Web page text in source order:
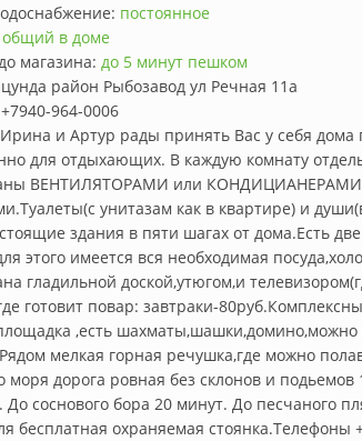
постоянное
общий в доме
магазина: до 5 минут пешком
район Рыбозавод ул Речная 11а
+7940-964-0006
и Артур рады принять Вас у себя
для отдыхающих. В каждую комнату
ВЕНТИЛЯТОРАМИ или
унитазам как в квартире) и
здания в пяти шагах от дома.Есть
этого имеется вся необходимая
гладильной доской,утюгом,и
готовит повар: завтраки-
,есть шахматы,шашки,домино,можно
мелкая горная речушка,где можно
моря дорога ровная без склонов и
До соснового бора 20 минут. До песчаного
бесплатная охраняемая стоянка.Телефоны